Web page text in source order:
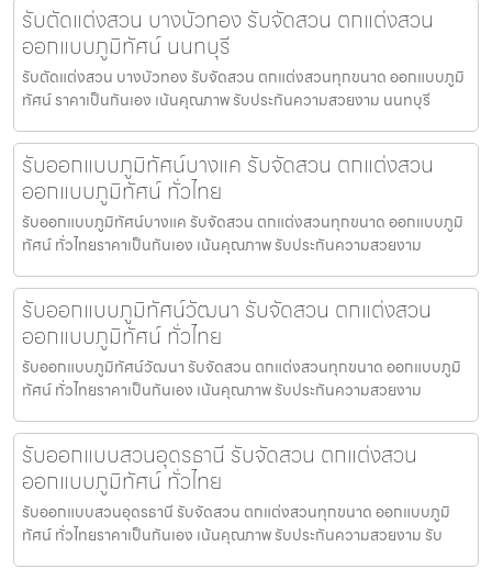
รับตัดแต่งสวน บางบัวทอง รับจัดสวน ตกแต่งสวน
ออกแบบภูมิทัศน์ นนทบุรี
รับตัดแต่งสวน บางบัวทอง รับจัดสวน ตกแต่งสวนทุกขนาด ออกแบบภูมิ
ทัศน์ ราคาเป็นกันเอง เน้นคุณภาพ รับประกันความสวยงาม นนทบุรี
รับออกแบบภูมิทัศน์บางแค รับจัดสวน ตกแต่งสวน
ออกแบบภูมิทัศน์ ทั่วไทย
รับออกแบบภูมิทัศน์บางแค รับจัดสวน ตกแต่งสวนทุกขนาด ออกแบบภูมิ
ทัศน์ ทั่วไทยราคาเป็นกันเอง เน้นคุณภาพ รับประกันความสวยงาม
รับออกแบบภูมิทัศน์วัฒนา รับจัดสวน ตกแต่งสวน
ออกแบบภูมิทัศน์ ทั่วไทย
รับออกแบบภูมิทัศน์วัฒนา รับจัดสวน ตกแต่งสวนทุกขนาด ออกแบบภูมิ
ทัศน์ ทั่วไทยราคาเป็นกันเอง เน้นคุณภาพ รับประกันความสวยงาม
รับออกแบบสวนอุดรธานี รับจัดสวน ตกแต่งสวน
ออกแบบภูมิทัศน์ ทั่วไทย
รับออกแบบสวนอุดรธานี รับจัดสวน ตกแต่งสวนทุกขนาด ออกแบบภูมิ
ทัศน์ ทั่วไทยราคาเป็นกันเอง เน้นคุณภาพ รับประกันความสวยงาม รับ